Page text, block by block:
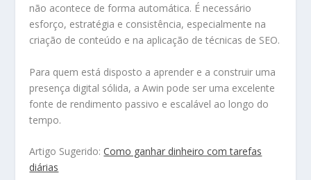
não acontece de forma automática. É necessário
esforço, estratégia e consistência, especialmente na
criação de conteúdo e na aplicação de técnicas de SEO.
Para quem está disposto a aprender e a construir uma
presença digital sólida, a Awin pode ser uma excelente
fonte de rendimento passivo e escalável ao longo do
tempo.
Artigo Sugerido:Como ganhar dinheiro com tarefas
diárias